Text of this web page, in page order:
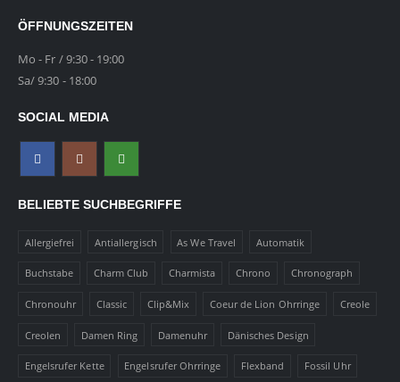
ÖFFNUNGSZEITEN
Mo - Fr / 9:30 - 19:00
Sa/ 9:30 - 18:00
SOCIAL MEDIA
BELIEBTE SUCHBEGRIFFE
Allergiefrei Antiallergisch As We Travel Automatik
Buchstabe Charm Club Charmista Chrono Chronograph
Chronouhr Classic Clip&Mix Coeur de Lion Ohrringe Creole
Creolen Damen Ring Damenuhr Dänisches Design
Engelsrufer Kette Engelsrufer Ohrringe Flexband Fossil Uhr